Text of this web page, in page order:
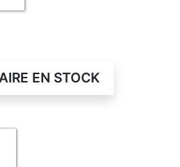
EN STOCK